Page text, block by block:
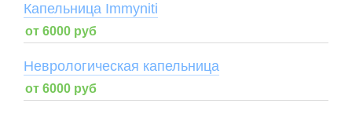
Капельница Immyniti
от 6000 руб
Неврологическая капельница
от 6000 руб